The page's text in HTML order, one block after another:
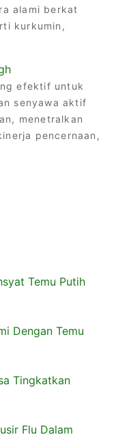
alami berkat
kurkumin,
efektif untuk
senyawa aktif
menetralkan
pencernaan,
Temu Putih
Dengan Temu
Tingkatkan
Flu Dalam